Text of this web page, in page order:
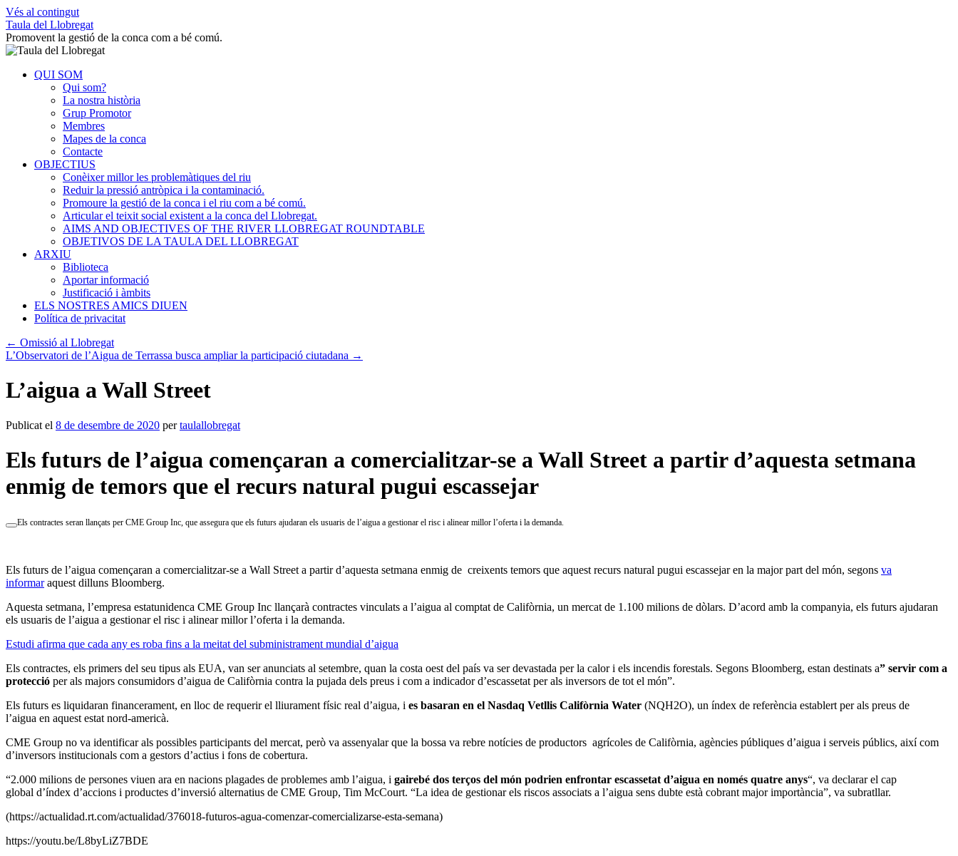
Vés al contingut
Taula del Llobregat
Promovent la gestió de la conca com a bé comú.
QUI SOM
Qui som?
La nostra història
Grup Promotor
Membres
Mapes de la conca
Contacte
OBJECTIUS
Conèixer millor les problemàtiques del riu
Reduir la pressió antròpica i la contaminació.
Promoure la gestió de la conca i el riu com a bé comú.
Articular el teixit social existent a la conca del Llobregat.
AIMS AND OBJECTIVES OF THE RIVER LLOBREGAT ROUNDTABLE
OBJETIVOS DE LA TAULA DEL LLOBREGAT
ARXIU
Biblioteca
Aportar informació
Justificació i àmbits
ELS NOSTRES AMICS DIUEN
Política de privacitat
← Omissió al Llobregat
L’Observatori de l’Aigua de Terrassa busca ampliar la participació ciutadana →
L’aigua a Wall Street
Publicat el 8 de desembre de 2020 per taulallobregat
Els futurs de l’aigua començaran a comercialitzar-se a Wall Street a partir d’aquesta setmana
enmig de temors que el recurs natural pugui escassejar
Els contractes seran llançats per CME Group Inc, que assegura que els futurs ajudaran els usuaris de l’aigua a gestionar el risc i alinear millor l’oferta i la demanda.
Els futurs de l’aigua començaran a comercialitzar-se a Wall Street a partir d’aquesta setmana enmig de creixents temors que aquest recurs natural pugui escassejar en la major part del món, segons va
informaraquest dilluns Bloomberg.
Aquesta setmana, l’empresa estatunidenca CME Group Inc llançarà contractes vinculats a l’aigua al comptat de Califòrnia, un mercat de 1.100 milions de dòlars. D’acord amb la companyia, els futurs ajudaran
els usuaris de l’aigua a gestionar el risc i alinear millor l’oferta i la demanda.
Estudi afirma que cada any es roba fins a la meitat del subministrament mundial d’aigua
Els contractes, els primers del seu tipus als EUA, van ser anunciats al setembre, quan la costa oest del país va ser devastada per la calor i els incendis forestals. Segons Bloomberg, estan destinats a” servir com a
protecció per als majors consumidors d’aigua de Califòrnia contra la pujada dels preus i com a indicador d’escassetat per als inversors de tot el món”.
Els futurs es liquidaran financerament, en lloc de requerir el lliurament físic real d’aigua, i es basaran en el Nasdaq Vetllis Califòrnia Water (NQH2O), un índex de referència establert per als preus de
l’aigua en aquest estat nord-americà.
CME Group no va identificar als possibles participants del mercat, però va assenyalar que la bossa va rebre notícies de productors agrícoles de Califòrnia, agències públiques d’aigua i serveis públics, així com
d’inversors institucionals com a gestors d’actius i fons de cobertura.
“2.000 milions de persones viuen ara en nacions plagades de problemes amb l’aigua, i gairebé dos terços del món podrien enfrontar escassetat d’aigua en només quatre anys“, va declarar el cap
global d’índex d’accions i productes d’inversió alternatius de CME Group, Tim McCourt. “La idea de gestionar els riscos associats a l’aigua sens dubte està cobrant major importància”, va subratllar.
(https://actualidad.rt.com/actualidad/376018-futuros-agua-comenzar-comercializarse-esta-semana)
https://youtu.be/L8byLiZ7BDE